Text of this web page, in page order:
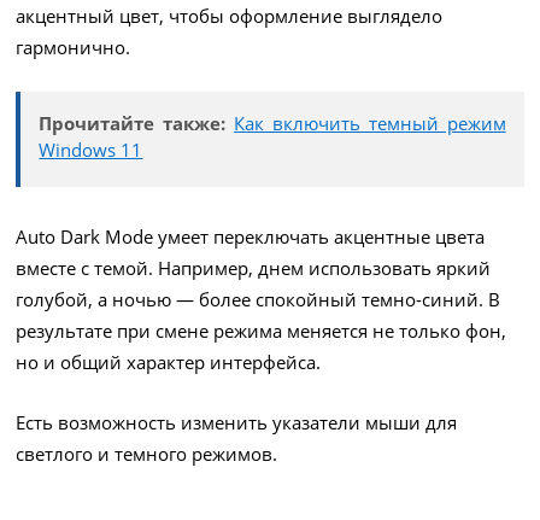
акцентный цвет, чтобы оформление выглядело
гармонично.
Прочитайте также: Как включить темный режим
Windows 11
Auto Dark Mode умеет переключать акцентные цвета
вместе с темой. Например, днем использовать яркий
голубой, а ночью — более спокойный темно-синий. В
результате при смене режима меняется не только фон,
но и общий характер интерфейса.
Есть возможность изменить указатели мыши для
светлого и темного режимов.